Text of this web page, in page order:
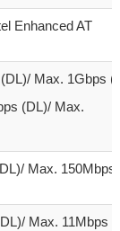
Enhanced AT
Max. 1Gbps
(DL)/ Max.
Max. 150Mbps
Max. 11Mbps